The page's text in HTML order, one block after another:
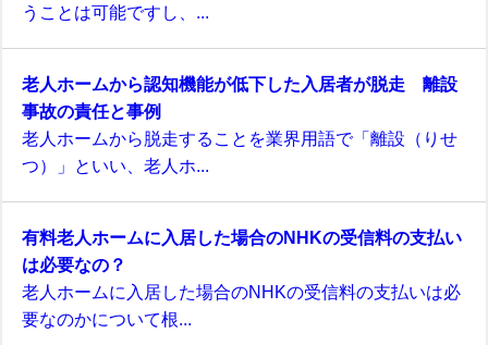
うことは可能ですし、...
老人ホームから認知機能が低下した入居者が脱走 離設
事故の責任と事例
老人ホームから脱走することを業界用語で「離設（りせ
つ）」といい、老人ホ...
有料老人ホームに入居した場合のNHKの受信料の支払い
は必要なの？
老人ホームに入居した場合のNHKの受信料の支払いは必
要なのかについて根...